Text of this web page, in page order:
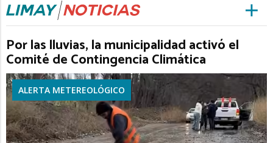
Por las lluvias, la municipalidad activó el
Comité de Contingencia Climática
ALERTA METEREOLÓGICO